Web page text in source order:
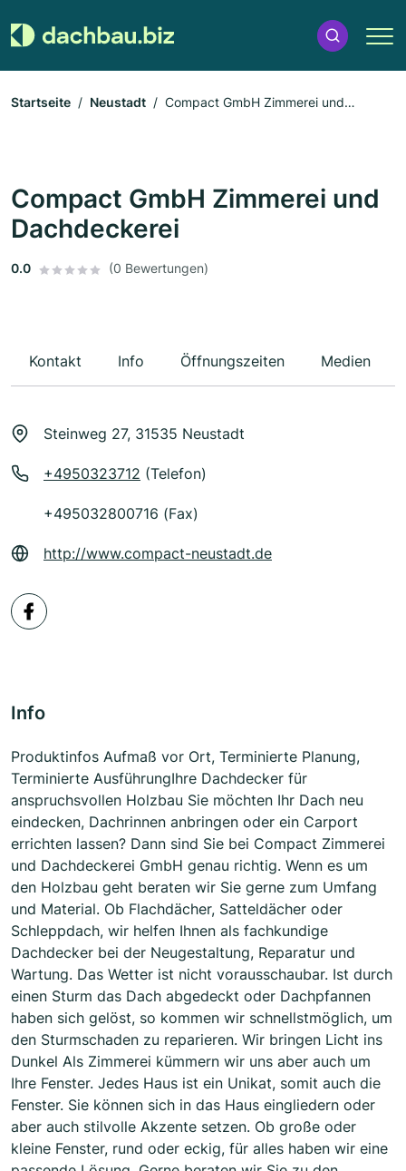
Startseite Neustadt
Compact GmbH Zimmerei und
Compact GmbH Zimmerei und
Dachdeckerei
0.0 (0 Bewertungen)
Kontakt Info Öffnungszeiten Medien
Steinweg 27, 31535 Neustadt
+4950323712 (Telefon)
+495032800716 (Fax)
http://www.compact-neustadt.de
Info
Produktinfos Aufmaß vor Ort, Terminierte Planung,
Terminierte AusführungIhre Dachdecker für
anspruchsvollen Holzbau Sie möchten Ihr Dach neu
eindecken, Dachrinnen anbringen oder ein Carport
errichten lassen? Dann sind Sie bei Compact Zimmerei
und Dachdeckerei GmbH genau richtig. Wenn es um
den Holzbau geht beraten wir Sie gerne zum Umfang
und Material. Ob Flachdächer, Satteldächer oder
Schleppdach, wir helfen Ihnen als fachkundige
Dachdecker bei der Neugestaltung, Reparatur und
Wartung. Das Wetter ist nicht vorausschaubar. Ist durch
einen Sturm das Dach abgedeckt oder Dachpfannen
haben sich gelöst, so kommen wir schnellstmöglich, um
den Sturmschaden zu reparieren. Wir bringen Licht ins
Dunkel Als Zimmerei kümmern wir uns aber auch um
Ihre Fenster. Jedes Haus ist ein Unikat, somit auch die
Fenster. Sie können sich in das Haus eingliedern oder
aber auch stilvolle Akzente setzen. Ob große oder
kleine Fenster, rund oder eckig, für alles haben wir eine